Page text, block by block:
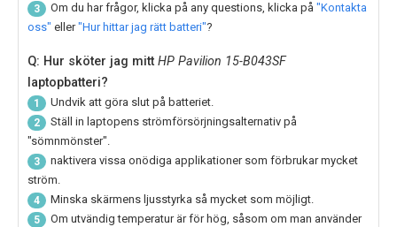
3 Om du har frågor, klicka på any questions, klicka på "Kontakta
oss" eller"Hur hittar jag rätt batteri"?
Q: Hur sköter jag mitt HP Pavilion 15-B043SF
laptopbatteri?
1 Undvik att göra slut på batteriet.
2
Ställ in laptopens strömförsörjningsalternativ på
"sömnmönster".
3
naktivera vissa onödiga applikationer som förbrukar mycket
ström.
4 Minska skärmens ljusstyrka så mycket som möjligt.
5
Om utvändig temperatur är för hög, såsom om man använder